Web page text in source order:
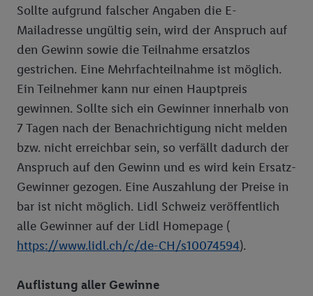
Sollte aufgrund falscher Angaben die E-
Mailadresse ungültig sein, wird der Anspruch auf
den Gewinn sowie die Teilnahme ersatzlos
gestrichen. Eine Mehrfachteilnahme ist möglich.
Ein Teilnehmer kann nur einen Hauptpreis
gewinnen. Sollte sich ein Gewinner innerhalb von
7 Tagen nach der Benachrichtigung nicht melden
bzw. nicht erreichbar sein, so verfällt dadurch der
Anspruch auf den Gewinn und es wird kein Ersatz-
Gewinner gezogen. Eine Auszahlung der Preise in
bar ist nicht möglich. Lidl Schweiz veröffentlich
alle Gewinner auf der Lidl Homepage (
https://www.lidl.ch/c/de-CH/s10074594).
Auflistung aller Gewinne